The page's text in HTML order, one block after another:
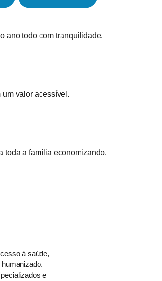
ano todo com tranquilidade.
valor acessível.
toda a família economizando.
à saúde,
e